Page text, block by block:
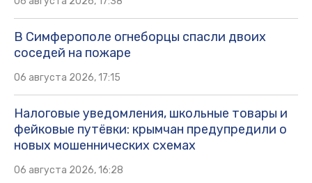
В Симферополе огнеборцы спасли двоих
соседей на пожаре
06 августа 2026, 17:15
Налоговые уведомления, школьные товары и
фейковые путёвки: крымчан предупредили о
новых мошеннических схемах
06 августа 2026, 16:28